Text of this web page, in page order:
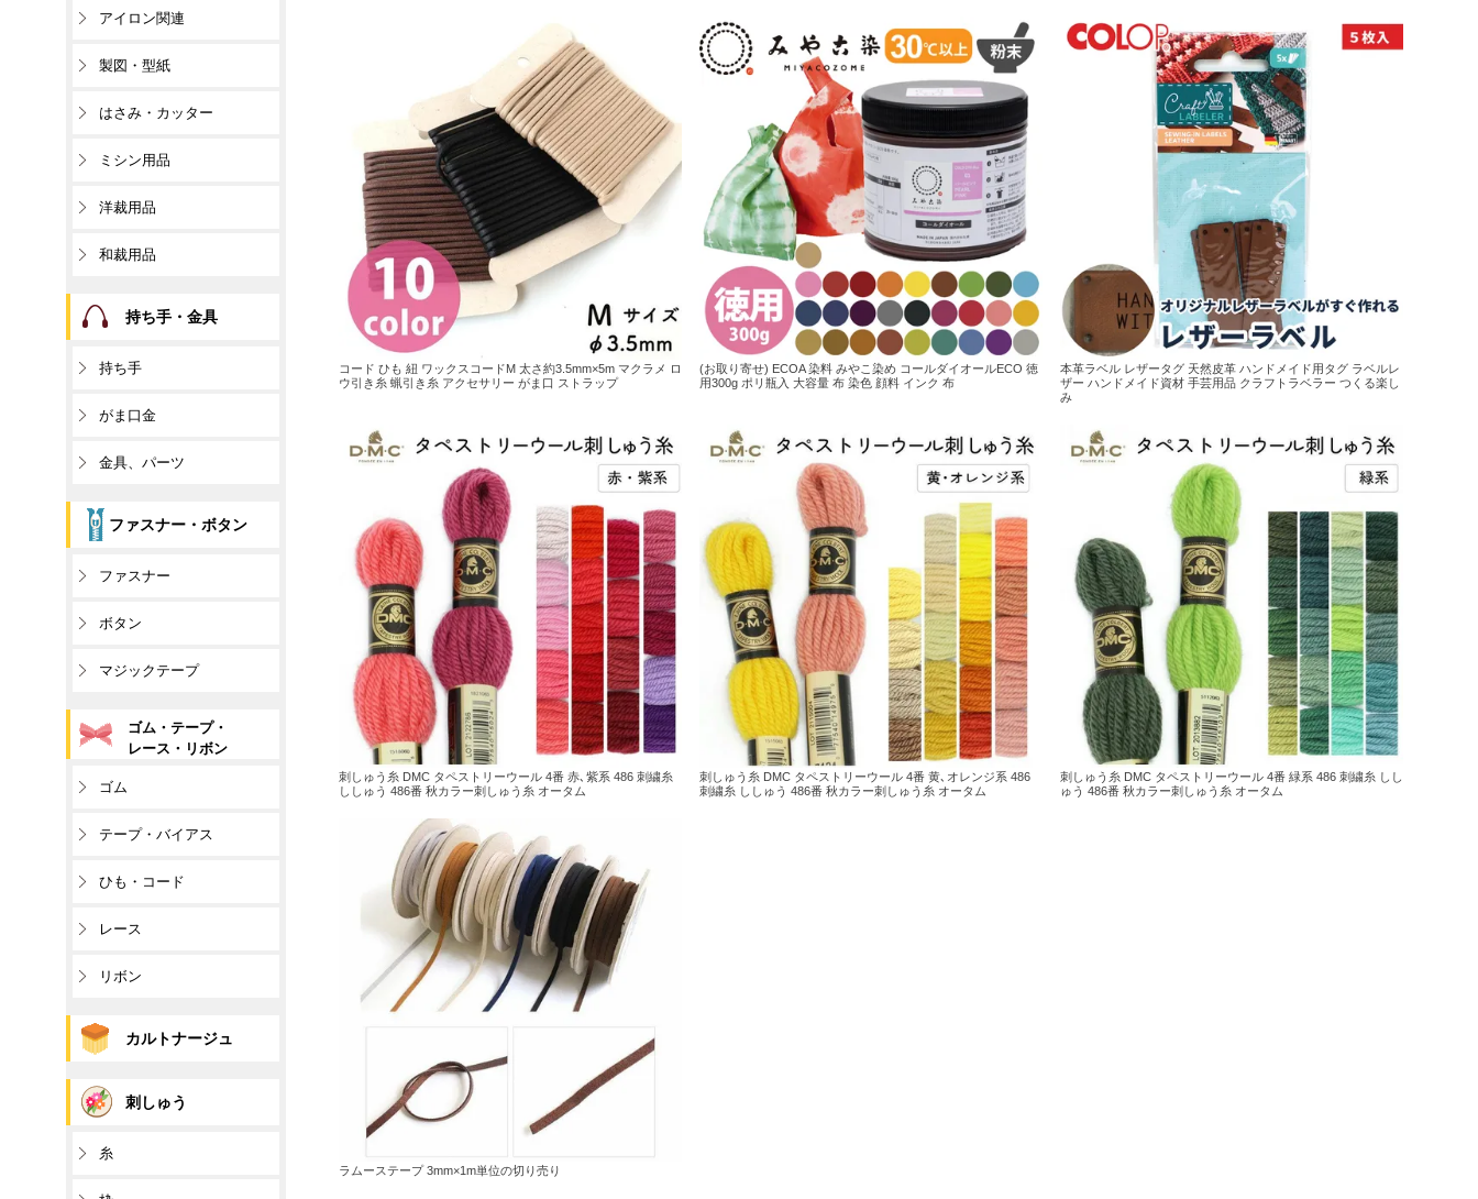
コード ひも 紐 ワックスコードM 太さ約3.5mm×5m マクラメ ロ
ウ引き糸 蝋引き糸 アクセサリー がま口 ストラップ
(お取り寄せ) ECOA 染料 みやこ染め コールダイオールECO 徳
用300g ポリ瓶入 大容量 布 染色 顔料 インク 布
本革ラベル レザータグ 天然皮革 ハンドメイド用タグ ラベルレ
ザー ハンドメイド資材 手芸用品 クラフトラベラー つくる楽し
み
刺しゅう糸 DMC タペストリーウール 4番 赤､紫系 486 刺繍糸
ししゅう 486番 秋カラー刺しゅう糸 オータム
刺しゅう糸 DMC タペストリーウール 4番 黄､オレンジ系 486
刺繍糸 ししゅう 486番 秋カラー刺しゅう糸 オータム
刺しゅう糸 DMC タペストリーウール 4番 緑系 486 刺繍糸 しし
ゅう 486番 秋カラー刺しゅう糸 オータム
ラムーステープ 3mm×1m単位の切り売り
アイロン関連
製図・型紙
はさみ・カッター
ミシン用品
洋裁用品
和裁用品
持ち手・金具
持ち手
がま口金
金具、パーツ
ファスナー・ボタン
ファスナー
ボタン
マジックテープ
ゴム・テープ・
レース・リボン
ゴム
テープ・バイアス
ひも・コード
レース
リボン
カルトナージュ
刺しゅう
糸